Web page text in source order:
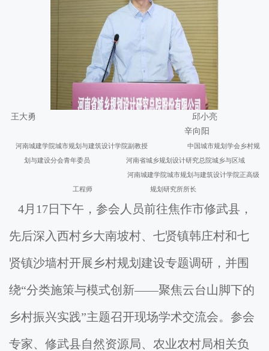
王大勇 邱小亮
辛向阳
河南城建学院城市规划与建筑设计学院副教授 中国城市规划学会乡村规
划与建设分会青年委员 河南省城乡规划设计研究总院城乡与区域
河南城建学院城市规划与建筑设计学院正高级
工程师 规划研究所所长
4月17日下午，参会人员前往焦作市修武县，
先后深入西村乡大南坡村、七贤镇韩庄村和七
贤镇沙墙村开展乡村规划建设专题调研，并围
绕“分类施策与模式创新——聚焦云台山脚下的
乡村振兴实践”主题召开现场学术交流会。参会
专家、修武县自然资源局、农业农村局相关负